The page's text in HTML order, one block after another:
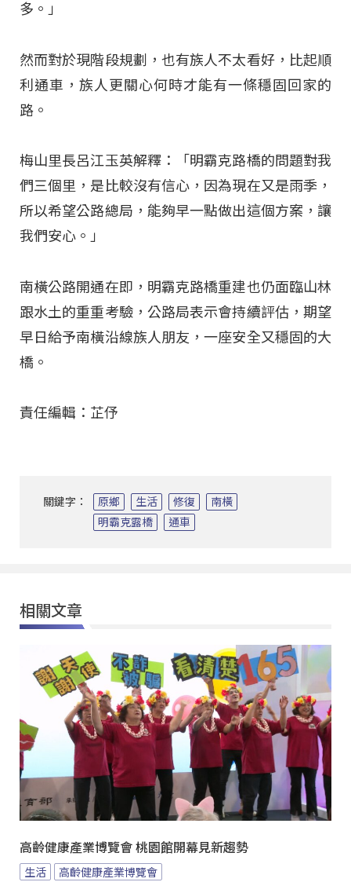
多。」
然而對於現階段規劃，也有族人不太看好，比起順
利通車，族人更關心何時才能有一條穩固回家的
路。
梅山里長呂江玉英解釋：「明霸克路橋的問題對我
們三個里，是比較沒有信心，因為現在又是雨季，
所以希望公路總局，能夠早一點做出這個方案，讓
我們安心。」
南橫公路開通在即，明霸克路橋重建也仍面臨山林
跟水土的重重考驗，公路局表示會持續評估，期望
早日給予南橫沿線族人朋友，一座安全又穩固的大
橋。
責任編輯：芷伃
關鍵字： 原鄉 生活 修復
南橫
明霸克露橋
通車
相關文章
高齡健康產業博覽會 桃園館開幕見新趨勢
生活 高齡健康產業博覽會